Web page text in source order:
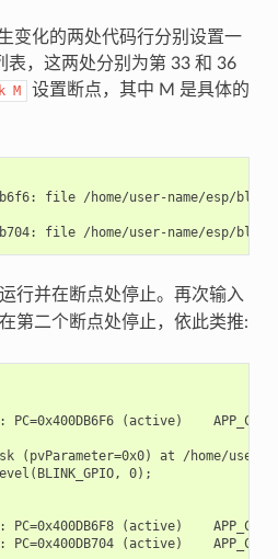
变化的两处代码行分别设置一
表，这两处分别为第 33 和 36
M
设置断点，其中 M 是具体的
file /home/user-name/esp/
行并在断点处停止。再次输入
第二个断点处停止，依此类推:
(active)    APP_CPU:
(pvParameter=0x0) at /home/
0);
(active)    APP_CPU:
(active)    APP_CPU: